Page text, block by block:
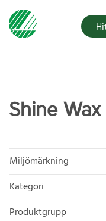
Shine
Miljömärkning
Kategori
Produktgrupp